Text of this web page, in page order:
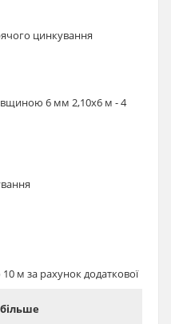
цинкування
6 мм 2,10х6 м - 4
м за рахунок додаткової